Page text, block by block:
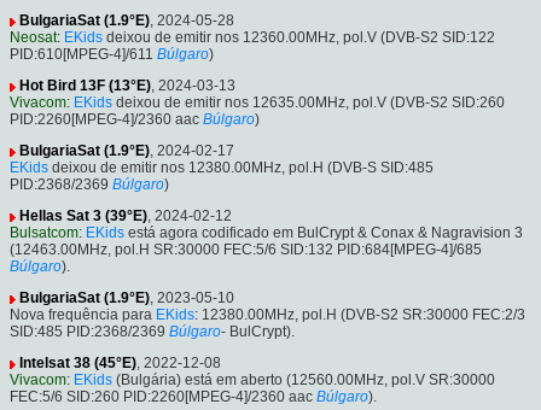
BulgariaSat (1.9°E), 2024-05-28
Neosat: EKids deixou de emitir nos 12360.00MHz, pol.V (DVB-S2 SID:122
PID:610[MPEG-4]/611 Búlgaro)
Hot Bird 13F (13°E), 2024-03-13
Vivacom: EKids deixou de emitir nos 12635.00MHz, pol.V (DVB-S2 SID:260
PID:2260[MPEG-4]/2360 aac Búlgaro)
BulgariaSat (1.9°E), 2024-02-17
EKids deixou de emitir nos 12380.00MHz, pol.H (DVB-S SID:485
PID:2368/2369 Búlgaro)
Hellas Sat 3 (39°E), 2024-02-12
Bulsatcom: EKids está agora codificado em BulCrypt & Conax & Nagravision 3
(12463.00MHz, pol.H SR:30000 FEC:5/6 SID:132 PID:684[MPEG-4]/685
Búlgaro).
BulgariaSat (1.9°E), 2023-05-10
Nova frequência para EKids: 12380.00MHz, pol.H (DVB-S2 SR:30000 FEC:2/3
SID:485 PID:2368/2369 Búlgaro- BulCrypt).
Intelsat 38 (45°E), 2022-12-08
Vivacom: EKids (Bulgária) está em aberto (12560.00MHz, pol.V SR:30000
FEC:5/6 SID:260 PID:2260[MPEG-4]/2360 aac Búlgaro).